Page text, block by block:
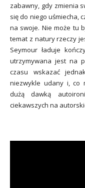
zabawny, gdy zmienia
się do niego uśmiecha,
na swoje. Nie może tu
temat z natury rzeczy
Seymour ładuje
utrzymywana jest na
czasu wskazać
niezwykle udany i, co
dużą dawką
ciekawszych na